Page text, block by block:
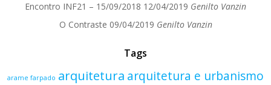
Encontro INF21 – 15/09/2018 12/04/2019 Genilto Vanzin
O Contraste 09/04/2019 Genilto Vanzin
Tags
arame farpado arquitetura arquitetura e urbanismo